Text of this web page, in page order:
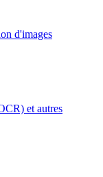
d'images
et autres